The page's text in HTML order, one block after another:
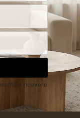
a ricevere